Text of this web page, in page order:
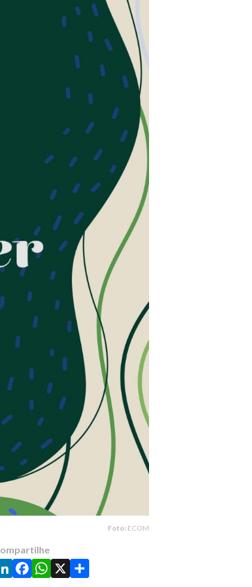
Foto: ECOM
Facebook
WhatsApp
X Share